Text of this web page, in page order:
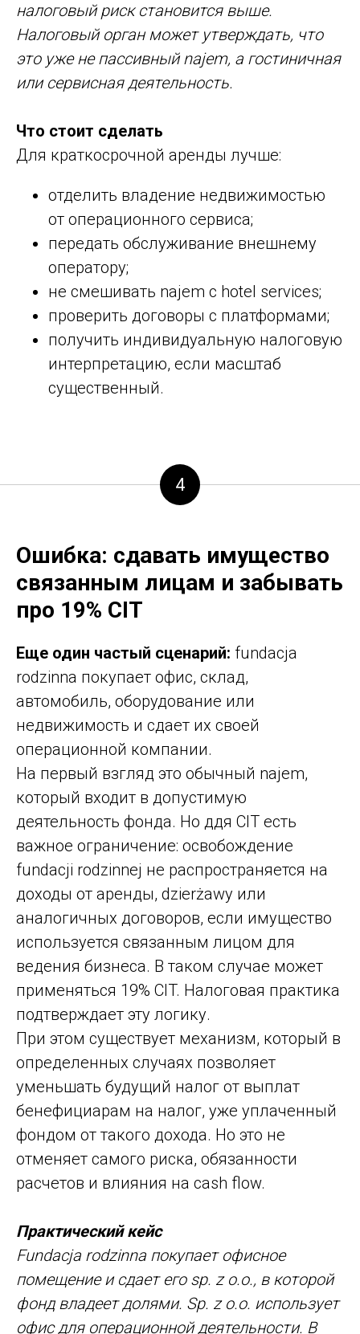
налоговый риск становится выше.
Налоговый орган может утверждать, что
это уже не пассивный najem, а гостиничная
или сервисная деятельность.
Что стоит сделать
Для краткосрочной аренды лучше:
отделить владение недвижимостью
от операционного сервиса;
передать обслуживание внешнему
оператору;
не смешивать najem с hotel services;
проверить договоры с платформами;
получить индивидуальную налоговую
интерпретацию, если масштаб
существенный.
4
Ошибка: сдавать имущество
связанным лицам и забывать
про 19% CIT
Еще один частый сценарий: fundacja
rodzinna покупает офис, склад,
автомобиль, оборудование или
недвижимость и сдает их своей
операционной компании.
На первый взгляд это обычный najem,
который входит в допустимую
деятельность фонда. Но ддя CIT есть
важное ограничение: освобождение
fundacji rodzinnej не распространяется на
доходы от аренды, dzierżawy или
аналогичных договоров, если имущество
используется связанным лицом для
ведения бизнеса. В таком случае может
применяться 19% CIT. Налоговая практика
подтверждает эту логику.
При этом существует механизм, который в
определенных случаях позволяет
уменьшать будущий налог от выплат
бенефициарам на налог, уже уплаченный
фондом от такого дохода. Но это не
отменяет самого риска, обязанности
расчетов и влияния на cash flow.
Практический кейс
Fundacja rodzinna покупает офисное
помещение и сдает его sp. z o.o., в которой
фонд владеет долями. Sp. z o.o. использует
офис для операционной деятельности. В